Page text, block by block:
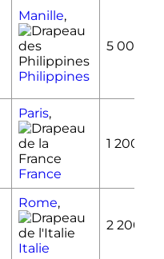
Manille,
Philippines
5 000
Paris,
France
1 200
Rome,
Italie
2 200